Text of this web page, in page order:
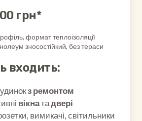
грн*
формат теплоізоляції
зносостійкий, без тераси
входить:
з ремонтом
вікнатадвері
вимикачі, світильники